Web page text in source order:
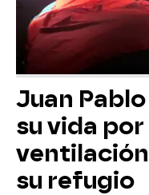
Juan
su vida por
su refugio